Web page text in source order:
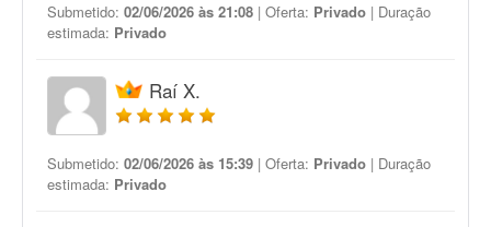
Submetido: 02/06/2026 às 21:08 | Oferta: Privado | Duração
estimada: Privado
Raí X.
Submetido: 02/06/2026 às 15:39 | Oferta: Privado | Duração
estimada: Privado